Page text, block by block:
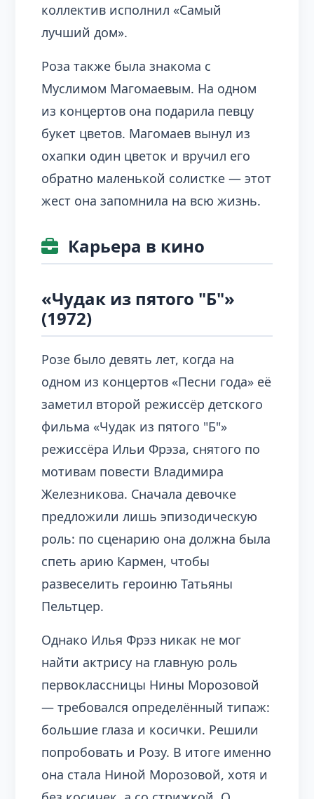
коллектив исполнил «Самый
лучший дом».
Роза также была знакома с
Муслимом Магомаевым. На одном
из концертов она подарила певцу
букет цветов. Магомаев вынул из
охапки один цветок и вручил его
обратно маленькой солистке — этот
жест она запомнила на всю жизнь.
Карьера в кино
«Чудак из пятого "Б"»
(1972)
Розе было девять лет, когда на
одном из концертов «Песни года» её
заметил второй режиссёр детского
фильма «Чудак из пятого "Б"»
режиссёра Ильи Фрэза, снятого по
мотивам повести Владимира
Железникова. Сначала девочке
предложили лишь эпизодическую
роль: по сценарию она должна была
спеть арию Кармен, чтобы
развеселить героиню Татьяны
Пельтцер.
Однако Илья Фрэз никак не мог
найти актрису на главную роль
первоклассницы Нины Морозовой
— требовался определённый типаж:
большие глаза и косички. Решили
попробовать и Розу. В итоге именно
она стала Ниной Морозовой, хотя и